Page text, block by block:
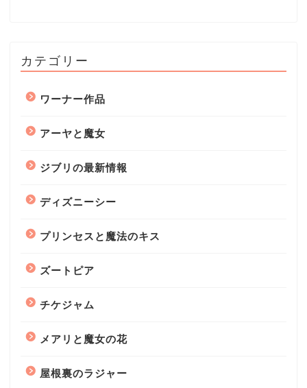
カテゴリー
ワーナー作品
アーヤと魔女
ジブリの最新情報
ディズニーシー
プリンセスと魔法のキス
ズートピア
チケジャム
メアリと魔女の花
屋根裏のラジャー